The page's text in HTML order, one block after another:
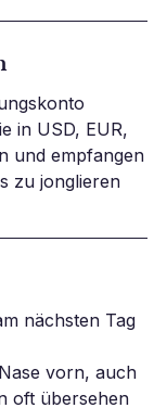
in USD, EUR,
und empfangen
zu jonglieren
nächsten Tag
vorn, auch
oft übersehen